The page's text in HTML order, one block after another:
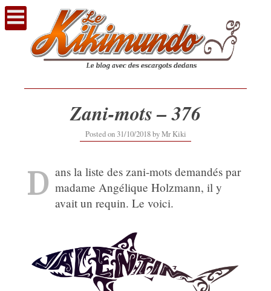
Voir
contenu
Zani-mots – 376
Posted on 31/10/201812/09/2019
byMr Kiki
D ans la liste des zani-mots demandés par
madame Angélique Holzmann, il y
avait un requin. Le voici.